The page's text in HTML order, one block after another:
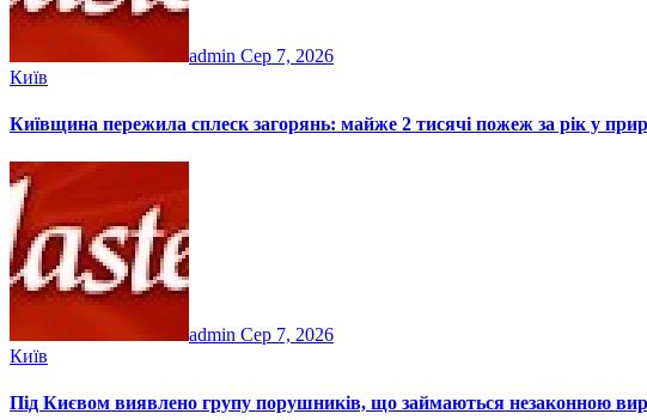
admin Сер 7, 2026
Київ
Київщина пережила сплеск загорянь: майже 2 тисячі пожеж за рік у
admin Сер 7, 2026
Київ
Під Києвом виявлено групу порушників, що займаються незаконною